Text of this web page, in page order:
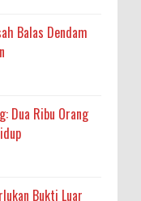
Balas Dendam
Dua Ribu Orang
Bukti Luar